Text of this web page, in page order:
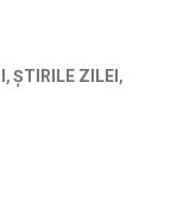
,ȘTIRILE ZILEI,